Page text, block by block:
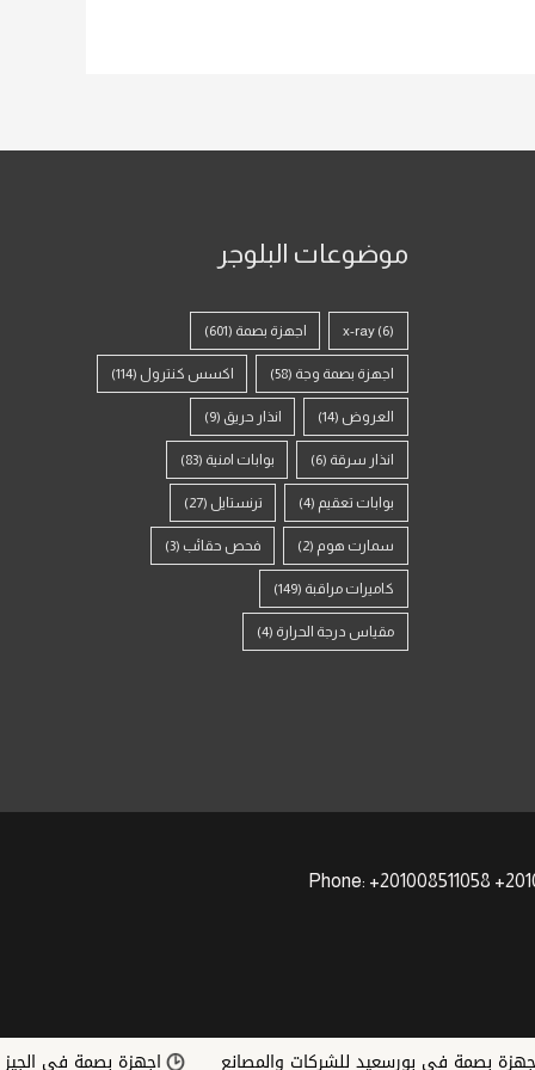
موضوعات البلوجر
x-ray (6) اجهزة بصمة (601)
اجهزة بصمة وجة (58) اكسس كنترول (114)
العروض (14) انذار حريق (9)
انذار سرقة (6) بوابات امنية (83)
بوابات تعقيم (4) ترنستايل (27)
سمارت هوم (2) فحص حقائب (3)
كاميرات مراقبة (149)
مقياس درجة الحرارة (4)
بصمة في بورسعيد للشركات والمصانع اجهزة بصمة في الجيزة |